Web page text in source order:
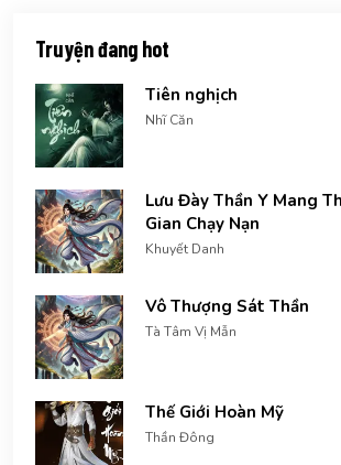
Truyện đang hot
Tiên nghịch
Nhĩ Căn
Lưu Đày Thần Y Mang
Gian Chạy Nạn
Khuyết Danh
Vô Thượng Sát Thần
Tà Tâm Vị Mẫn
Thế Giới Hoàn Mỹ
Thần Đông